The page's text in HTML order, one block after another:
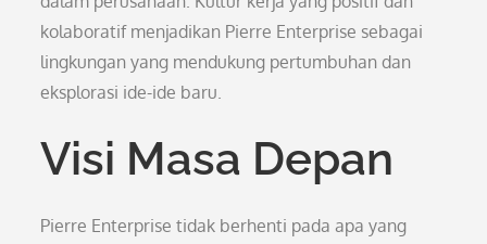
kolaboratif menjadikan Pierre Enterprise sebagai
lingkungan yang mendukung pertumbuhan dan
eksplorasi ide-ide baru.
Visi Masa Depan
Pierre Enterprise tidak berhenti pada apa yang